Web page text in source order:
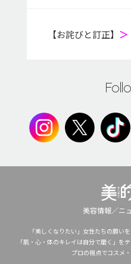
【お詫びと訂正】 ＞
美容情報／ニ
「美しくなりたい」女性たちの願い
「肌・心・体のキレイは自分で磨く」を
プロの視点でコスメ